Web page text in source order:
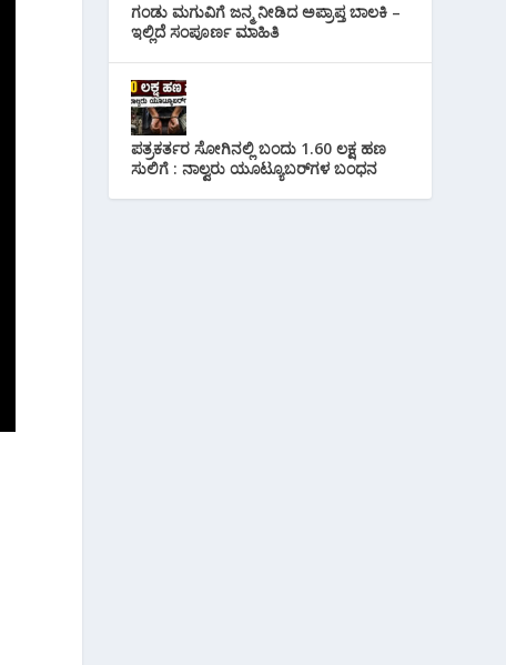
ಗಂಡು ಮಗುವಿಗೆ ಜನ್ಮ ನೀಡಿದ ಅಪ್ರಾಪ್ತ ಬಾಲಕಿ –
ಇಲ್ಲಿದೆ ಸಂಪೂರ್ಣ ಮಾಹಿತಿ
ಪತ್ರಕರ್ತರ ಸೋಗಿನಲ್ಲಿ ಬಂದು 1.60 ಲಕ್ಷ ಹಣ
ಸುಲಿಗೆ : ನಾಲ್ವರು ಯೂಟ್ಯೂಬರ್‌ಗಳ ಬಂಧನ